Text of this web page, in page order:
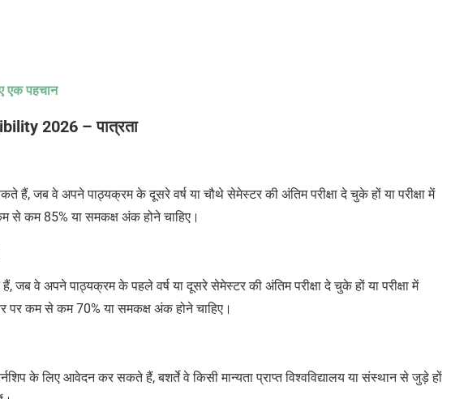
एक पहचान
2026 – पात्रता
हैं, जब वे अपने पाठ्यक्रम के दूसरे वर्ष या चौथे सेमेस्टर की अंतिम परीक्षा दे चुके हों या परीक्षा में
से कम 85% या समकक्ष अंक होने चाहिए।
जब वे अपने पाठ्यक्रम के पहले वर्ष या दूसरे सेमेस्टर की अंतिम परीक्षा दे चुके हों या परीक्षा में
पर कम से कम 70% या समकक्ष अंक होने चाहिए।
के लिए आवेदन कर सकते हैं, बशर्ते वे किसी मान्यता प्राप्त विश्वविद्यालय या संस्थान से जुड़े हों